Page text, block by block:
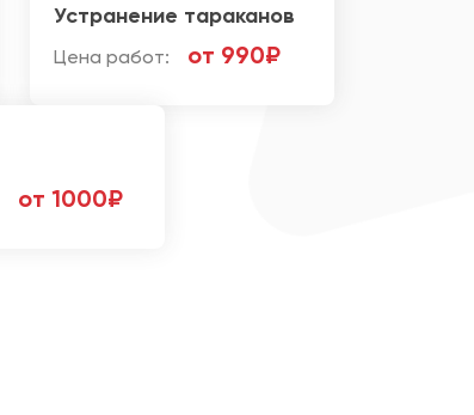
Устранение тараканов
Цена работ: от 990₽
от 1000₽